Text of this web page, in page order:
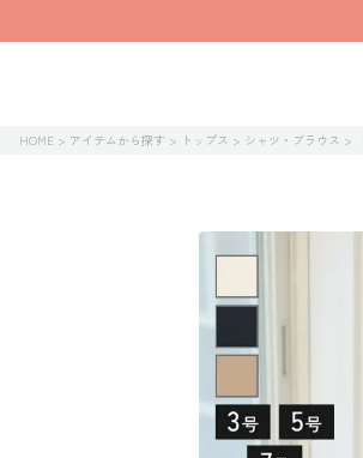
HOME アイテムから探す トップス シャツ・ブラウス